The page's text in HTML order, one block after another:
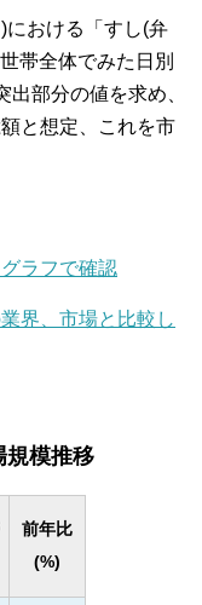
における「すし(弁
帯全体でみた日別
部分の値を求め、
と想定、これを市
ラフで確認
界、市場と比較し
規模推移
前年比
(%)